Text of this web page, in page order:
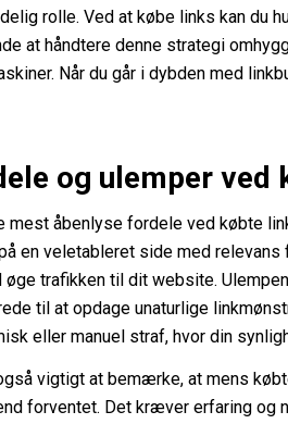
rolle. Ved at købe links kan du
at håndtere denne strategi
Når du går i dybden med
og ulemper ved
mest åbenlyse fordele ved købte
en veletableret side med
øge trafikken til dit website.
til at opdage unaturlige
eller manuel straf, hvor din
vigtigt at bemærke, at mens
forventet. Det kræver erfaring